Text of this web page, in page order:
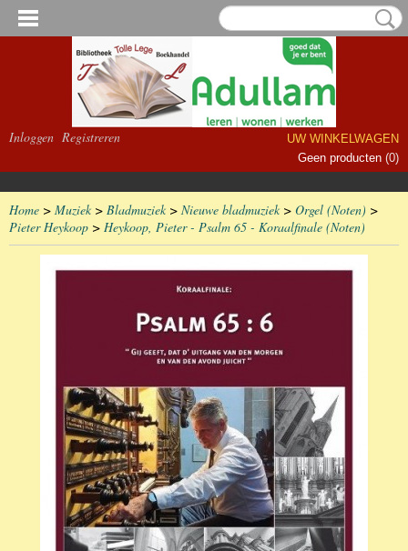
Inloggen Registreren
UW WINKELWAGEN
Geen producten (0)
Home > Muziek> Bladmuziek> Nieuwe bladmuziek> Orgel (Noten) >
Pieter Heykoop > Heykoop, Pieter - Psalm 65 - Koraalfinale (Noten)